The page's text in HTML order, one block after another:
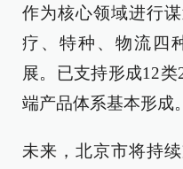
作为核心领域进行
疗、特种、物流四
展。已支持形成12
端产品体系基本形成。
未来，北京市将持